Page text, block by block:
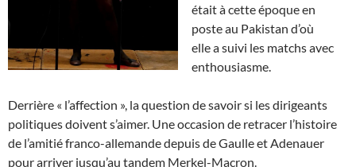
était à cette époque en
poste au Pakistan d’où
elle a suivi les matchs avec
enthousiasme.
Derrière « l’affection », la question de savoir si les dirigeants
politiques doivent s’aimer. Une occasion de retracer l’histoire
de l’amitié franco-allemande depuis de Gaulle et Adenauer
pour arriver jusqu’au tandem Merkel-Macron.